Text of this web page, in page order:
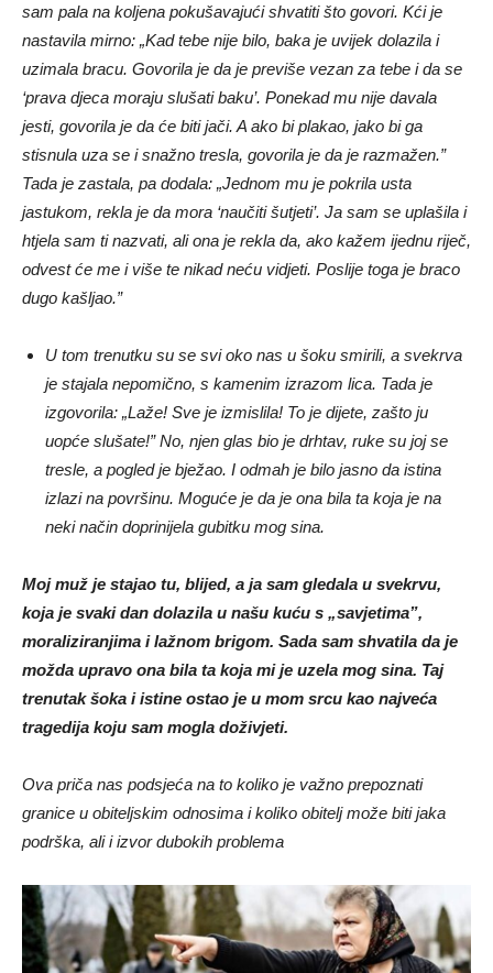
sam pala na koljena pokušavajući shvatiti što govori. Kći je
nastavila mirno: „Kad tebe nije bilo, baka je uvijek dolazila i
uzimala bracu. Govorila je da je previše vezan za tebe i da se
‘prava djeca moraju slušati baku’. Ponekad mu nije davala
jesti, govorila je da će biti jači. A ako bi plakao, jako bi ga
stisnula uza se i snažno tresla, govorila je da je razmažen.”
Tada je zastala, pa dodala: „Jednom mu je pokrila usta
jastukom, rekla je da mora ‘naučiti šutjeti’. Ja sam se uplašila i
htjela sam ti nazvati, ali ona je rekla da, ako kažem ijednu riječ,
odvest će me i više te nikad neću vidjeti. Poslije toga je braco
dugo kašljao.”
U tom trenutku su se svi oko nas u šoku smirili, a svekrva
je stajala nepomično, s kamenim izrazom lica. Tada je
izgovorila: „Laže! Sve je izmislila! To je dijete, zašto ju
uopće slušate!” No, njen glas bio je drhtav, ruke su joj se
tresle, a pogled je bježao. I odmah je bilo jasno da istina
izlazi na površinu. Moguće je da je ona bila ta koja je na
neki način doprinijela gubitku mog sina.
Moj muž je stajao tu, blijed, a ja sam gledala u svekrvu,
koja je svaki dan dolazila u našu kuću s „savjetima”,
moraliziranjima i lažnom brigom. Sada sam shvatila da je
možda upravo ona bila ta koja mi je uzela mog sina. Taj
trenutak šoka i istine ostao je u mom srcu kao najveća
tragedija koju sam mogla doživjeti.
Ova priča nas podsjeća na to koliko je važno prepoznati
granice u obiteljskim odnosima i koliko obitelj može biti jaka
podrška, ali i izvor dubokih problema